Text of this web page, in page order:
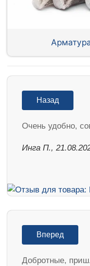
Назад
Очень удобно,
Инга П.,
Вперед
Добротные,